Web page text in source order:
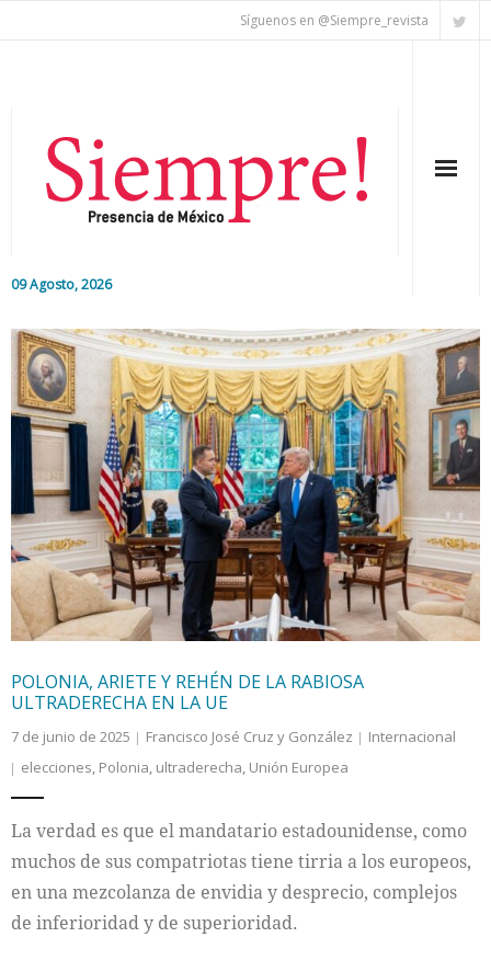
Síguenos en @Siempre_revista
09 Agosto, 2026
Editorial
Nacional
Colaboradores
Internacional
Cultura
POLONIA, ARIETE Y REHÉN DE LA RABIOSA
ULTRADERECHA EN LA UE
7 de junio de 2025 Francisco José Cruz y González
Internacional
elecciones, Polonia, ultraderecha, Unión Europea
La verdad es que el mandatario estadounidense, como
muchos de sus compatriotas tiene tirria a los europeos,
en una mezcolanza de envidia y desprecio, complejos
de inferioridad y de superioridad.